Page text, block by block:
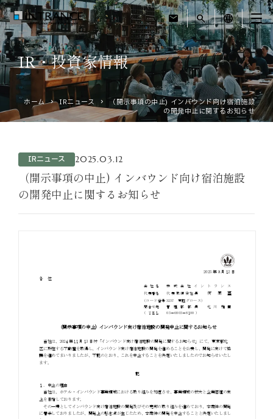
mail search language
トップ
企業情報
運営ホテル
IR・投資家情報
お知らせ
採用情報
お問い合わせ
IR・投資家情報
ホーム IRニュース
（開示事項の中止) インバウンド向け宿泊施設
の開発中止に関するお知らせ
IRニュース 2025.03.12
（開示事項の中止) インバウンド向け宿泊施設
の開発中止に関するお知らせ